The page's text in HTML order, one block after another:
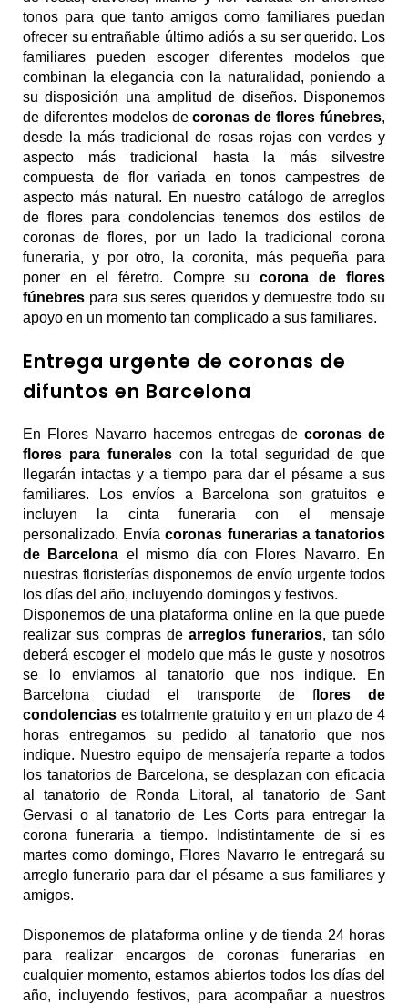
tonos para que tanto amigos como familiares puedan
ofrecer su entrañable último adiós a su ser querido. Los
familiares pueden escoger diferentes modelos que
combinan la elegancia con la naturalidad, poniendo a
su disposición una amplitud de diseños. Disponemos
de diferentes modelos de coronas de flores fúnebres,
desde la más tradicional de rosas rojas con verdes y
aspecto más tradicional hasta la más silvestre
compuesta de flor variada en tonos campestres de
aspecto más natural. En nuestro catálogo de arreglos
de flores para condolencias tenemos dos estilos de
coronas de flores, por un lado la tradicional corona
funeraria, y por otro, la coronita, más pequeña para
poner en el féretro. Compre su corona de flores
fúnebres para sus seres queridos y demuestre todo su
apoyo en un momento tan complicado a sus familiares.
Entrega urgente de coronas de
difuntos en Barcelona
En Flores Navarro hacemos entregas de coronas de
flores para funerales con la total seguridad de que
llegarán intactas y a tiempo para dar el pésame a sus
familiares. Los envíos a Barcelona son gratuitos e
incluyen la cinta funeraria con el mensaje
personalizado. Envía coronas funerarias a tanatorios
de Barcelona el mismo día con Flores Navarro. En
nuestras floristerías disponemos de envío urgente todos
los días del año, incluyendo domingos y festivos.
Disponemos de una plataforma online en la que puede
realizar sus compras de arreglos funerarios, tan sólo
deberá escoger el modelo que más le guste y nosotros
se lo enviamos al tanatorio que nos indique. En
Barcelona ciudad el transporte de flores de
condolencias es totalmente gratuito y en un plazo de 4
horas entregamos su pedido al tanatorio que nos
indique. Nuestro equipo de mensajería reparte a todos
los tanatorios de Barcelona, se desplazan con eficacia
al tanatorio de Ronda Litoral, al tanatorio de Sant
Gervasi o al tanatorio de Les Corts para entregar la
corona funeraria a tiempo. Indistintamente de si es
martes como domingo, Flores Navarro le entregará su
arreglo funerario para dar el pésame a sus familiares y
amigos.
Disponemos de plataforma online y de tienda 24 horas
para realizar encargos de coronas funerarias en
cualquier momento, estamos abiertos todos los días del
año, incluyendo festivos, para acompañar a nuestros